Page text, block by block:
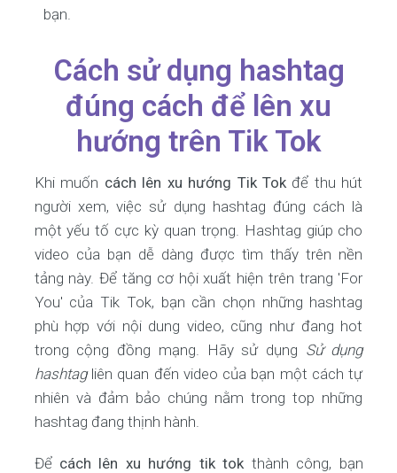
bạn.
Cách sử dụng hashtag
đúng cách để lên xu
hướng trên Tik Tok
Khi muốn cách lên xu hướng Tik Tok để thu hút
người xem, việc sử dụng hashtag đúng cách là
một yếu tố cực kỳ quan trọng. Hashtag giúp cho
video của bạn dễ dàng được tìm thấy trên nền
tảng này. Để tăng cơ hội xuất hiện trên trang 'For
You' của Tik Tok, bạn cần chọn những hashtag
phù hợp với nội dung video, cũng như đang hot
trong cộng đồng mạng. Hãy sử dụng Sử dụng
hashtagliên quan đến video của bạn một cách tự
nhiên và đảm bảo chúng nằm trong top những
hashtag đang thịnh hành.
Để cách lên xu hướng tik tok thành công, bạn